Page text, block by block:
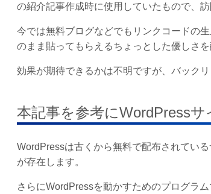
の紹介記事作成時に使用していたもので、
今では無料ブログなどでもリンクコードの
のまま貼ってもらえるちょっとした優しさを
効果が期待できるかは不明ですが、バック
本記事を参考にWordPress
WordPressは古くから無料で配布されてい
が存在します。
さらにWordPressを動かすためのプログラ